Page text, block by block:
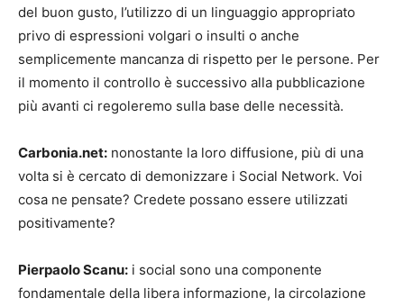
del buon gusto, l’utilizzo di un linguaggio appropriato
privo di espressioni volgari o insulti o anche
semplicemente mancanza di rispetto per le persone. Per
il momento il controllo è successivo alla pubblicazione
più avanti ci regoleremo sulla base delle necessità.
Carbonia.net: nonostante la loro diffusione, più di una
volta si è cercato di demonizzare i Social Network. Voi
cosa ne pensate? Credete possano essere utilizzati
positivamente?
Pierpaolo Scanu: i social sono una componente
fondamentale della libera informazione, la circolazione